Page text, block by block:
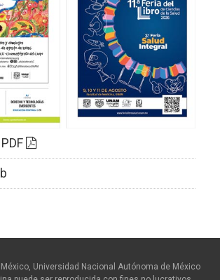
Universidad Nacional Autónoma de México